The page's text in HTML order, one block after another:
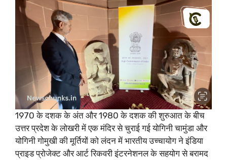
1970 के दशक के अंत और 1980 के दशक की शुरुआत के बीच
उत्तर प्रदेश के लोखरी में एक मंदिर से चुराई गई योगिनी चामुंडा और
योगिनी गोमुखी की मूर्तियों को लंदन में भारतीय उच्चायोग ने इंडिया
प्राइड प्रोजेक्ट और आर्ट रिकवरी इंटरनेशनल के सहयोग से बरामद